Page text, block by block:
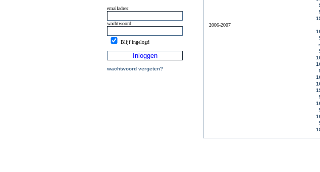
emailadres:
wachtwoord:
Blijf ingelogd
wachtwoord vergeten?
2006-2007